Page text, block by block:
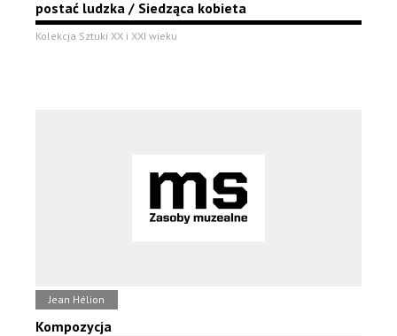
postać ludzka / Siedząca kobieta
Kolekcja Sztuki XX i XXI wieku
Jean Hélion
Kompozycja